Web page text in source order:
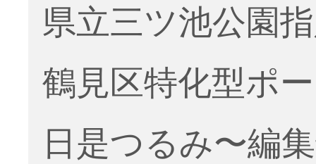
県立三ツ池公園
鶴見区特化型ポ
日是つるみ〜編